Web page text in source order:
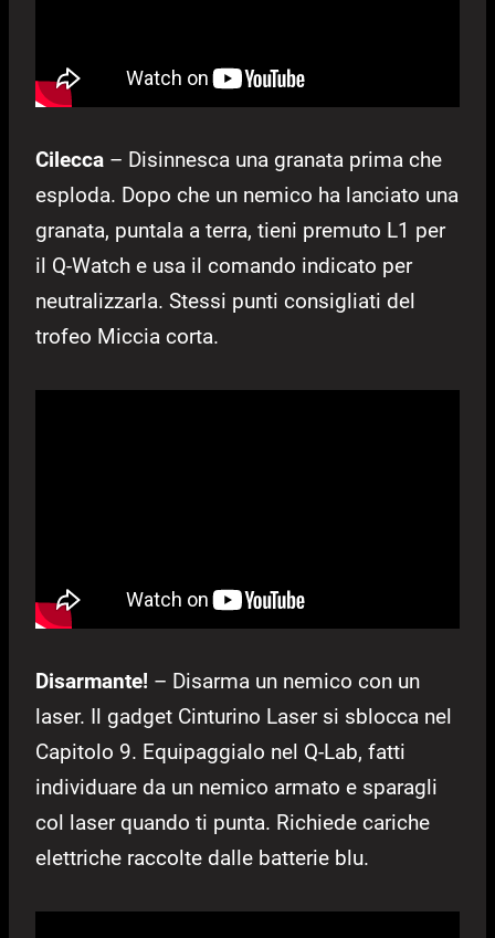
Cilecca – Disinnesca una granata prima che
esploda. Dopo che un nemico ha lanciato una
granata, puntala a terra, tieni premuto L1 per
il Q-Watch e usa il comando indicato per
neutralizzarla. Stessi punti consigliati del
trofeo Miccia corta.
Disarmante! – Disarma un nemico con un
laser. Il gadget Cinturino Laser si sblocca nel
Capitolo 9. Equipaggialo nel Q-Lab, fatti
individuare da un nemico armato e sparagli
col laser quando ti punta. Richiede cariche
elettriche raccolte dalle batterie blu.